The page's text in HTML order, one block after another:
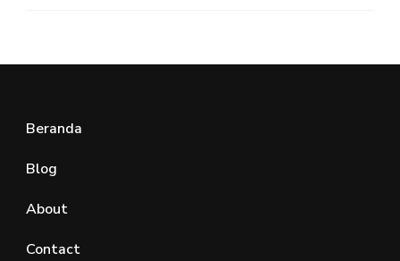
Beranda
Blog
About
Contact